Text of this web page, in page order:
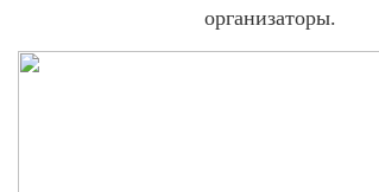
организаторы.